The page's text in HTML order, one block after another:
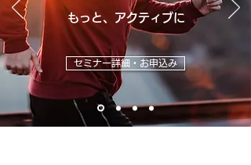
​ もっと、アクティブに
セミナー詳細・お申込み